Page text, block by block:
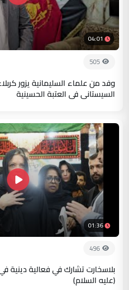
04:01
505
وفد من علماء السليمانية يزور
السيستاني في العتبة الحسينية
01:36
496
بلاسخارت تشارك في فعالية دينية
(عليه السلام)